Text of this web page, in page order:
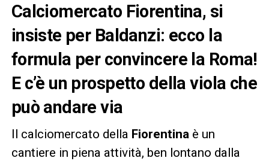
Calciomercato Fiorentina, si
insiste per Baldanzi: ecco la
formula per convincere la Roma!
E c’è un prospetto della viola che
può andare via
Il calciomercato della Fiorentina è un
cantiere in piena attività, ben lontano dalla